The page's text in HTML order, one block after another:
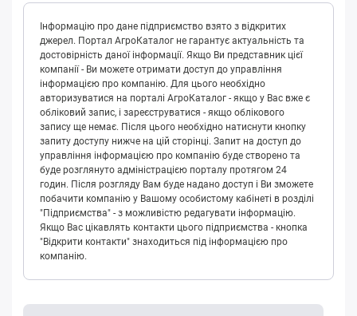
Інформацію про дане підприємство взято з відкритих
джерел. Портал АгроКаталог не гарантує актуальність та
достовірність даної інформації. Якщо Ви представник цієї
компанії - Ви можете отримати доступ до управління
інформацією про компанію. Для цього необхідно
авторизуватися на порталі АгроКаталог - якщо у Вас вже є
обліковий запис, і зареєструватися - якщо облікового
запису ще немає. Після цього необхідно натиснути кнопку
запиту доступу нижче на цій сторінці. Запит на доступ до
управління інформацією про компанію буде створено та
буде розглянуто адміністрацією порталу протягом 24
годин. Після розгляду Вам буде надано доступ і Ви зможете
побачити компанію у Вашому особистому кабінеті в розділі
"Підприємства" - з можливістю редагувати інформацію.
Якщо Вас цікавлять контакти цього підприємства - кнопка
"Відкрити контакти" знаходиться під інформацією про
компанію.